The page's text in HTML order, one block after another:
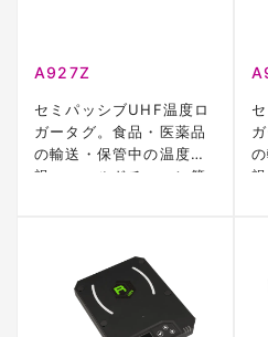
A927Z
セミパッシブUHF温度ロ
ガータグ。食品・医薬品
の輸送・保管中の温度監
視、コールドチェーン管